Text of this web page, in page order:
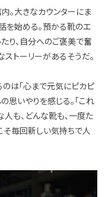
。大きなカウンターにま
を始める。預かる靴のエ
り、自分へのご褒美で奮
ストーリーがあるそうだ。
のは「心まで元気にピカピ
思いやりを感じる。「これ
人も、どんな靴も、一度た
そ毎回新しい気持ちで人